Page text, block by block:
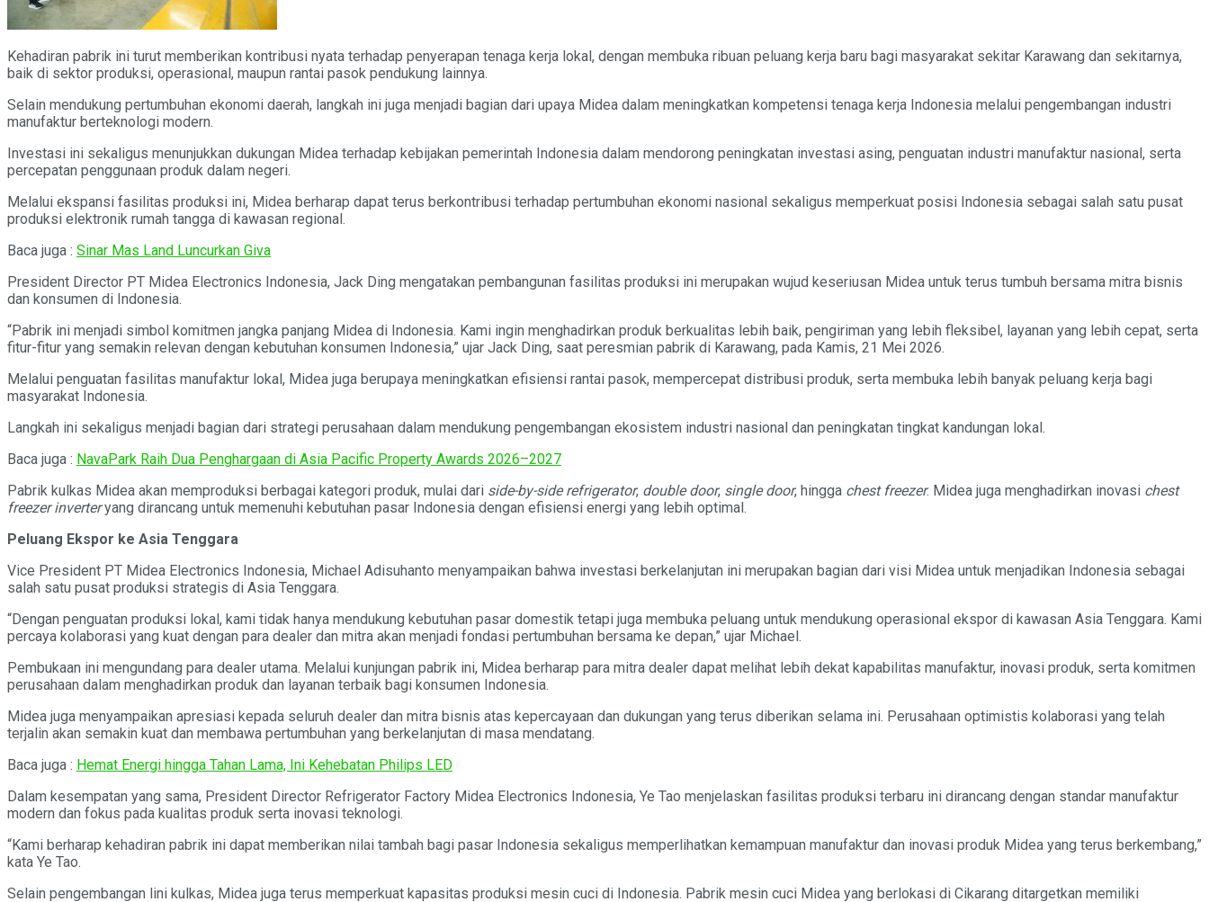
Kehadiran pabrik ini turut memberikan kontribusi nyata terhadap penyerapan tenaga kerja lokal, dengan membuka ribuan peluang kerja baru bagi masyarakat sekitar Karawang dan sekitarnya,
baik di sektor produksi, operasional, maupun rantai pasok pendukung lainnya.
Selain mendukung pertumbuhan ekonomi daerah, langkah ini juga menjadi bagian dari upaya Midea dalam meningkatkan kompetensi tenaga kerja Indonesia melalui pengembangan industri
manufaktur berteknologi modern.
Investasi ini sekaligus menunjukkan dukungan Midea terhadap kebijakan pemerintah Indonesia dalam mendorong peningkatan investasi asing, penguatan industri manufaktur nasional, serta
percepatan penggunaan produk dalam negeri.
Melalui ekspansi fasilitas produksi ini, Midea berharap dapat terus berkontribusi terhadap pertumbuhan ekonomi nasional sekaligus memperkuat posisi Indonesia sebagai salah satu pusat
produksi elektronik rumah tangga di kawasan regional.
Baca juga : Sinar Mas Land Luncurkan Giva
President Director PT Midea Electronics Indonesia, Jack Ding mengatakan pembangunan fasilitas produksi ini merupakan wujud keseriusan Midea untuk terus tumbuh bersama mitra bisnis
dan konsumen di Indonesia.
“Pabrik ini menjadi simbol komitmen jangka panjang Midea di Indonesia. Kami ingin menghadirkan produk berkualitas lebih baik, pengiriman yang lebih fleksibel, layanan yang lebih cepat, serta
fitur-fitur yang semakin relevan dengan kebutuhan konsumen Indonesia,” ujar Jack Ding, saat peresmian pabrik di Karawang, pada Kamis, 21 Mei 2026.
Melalui penguatan fasilitas manufaktur lokal, Midea juga berupaya meningkatkan efisiensi rantai pasok, mempercepat distribusi produk, serta membuka lebih banyak peluang kerja bagi
masyarakat Indonesia.
Langkah ini sekaligus menjadi bagian dari strategi perusahaan dalam mendukung pengembangan ekosistem industri nasional dan peningkatan tingkat kandungan lokal.
Baca juga : NavaPark Raih Dua Penghargaan di Asia Pacific Property Awards 2026–2027
Pabrik kulkas Midea akan memproduksi berbagai kategori produk, mulai dari side-by-side refrigerator, double door, single door, hingga chest freezer. Midea juga menghadirkan inovasi chest
freezer inverteryang dirancang untuk memenuhi kebutuhan pasar Indonesia dengan efisiensi energi yang lebih optimal.
Peluang Ekspor ke Asia Tenggara
Vice President PT Midea Electronics Indonesia, Michael Adisuhanto menyampaikan bahwa investasi berkelanjutan ini merupakan bagian dari visi Midea untuk menjadikan Indonesia sebagai
salah satu pusat produksi strategis di Asia Tenggara.
“Dengan penguatan produksi lokal, kami tidak hanya mendukung kebutuhan pasar domestik tetapi juga membuka peluang untuk mendukung operasional ekspor di kawasan Asia Tenggara. Kami
percaya kolaborasi yang kuat dengan para dealer dan mitra akan menjadi fondasi pertumbuhan bersama ke depan,” ujar Michael.
Pembukaan ini mengundang para dealer utama. Melalui kunjungan pabrik ini, Midea berharap para mitra dealer dapat melihat lebih dekat kapabilitas manufaktur, inovasi produk, serta komitmen
perusahaan dalam menghadirkan produk dan layanan terbaik bagi konsumen Indonesia.
Midea juga menyampaikan apresiasi kepada seluruh dealer dan mitra bisnis atas kepercayaan dan dukungan yang terus diberikan selama ini. Perusahaan optimistis kolaborasi yang telah
terjalin akan semakin kuat dan membawa pertumbuhan yang berkelanjutan di masa mendatang.
Baca juga : Hemat Energi hingga Tahan Lama, Ini Kehebatan Philips LED
Dalam kesempatan yang sama, President Director Refrigerator Factory Midea Electronics Indonesia, Ye Tao menjelaskan fasilitas produksi terbaru ini dirancang dengan standar manufaktur
modern dan fokus pada kualitas produk serta inovasi teknologi.
“Kami berharap kehadiran pabrik ini dapat memberikan nilai tambah bagi pasar Indonesia sekaligus memperlihatkan kemampuan manufaktur dan inovasi produk Midea yang terus berkembang,”
kata Ye Tao.
Selain pengembangan lini kulkas, Midea juga terus memperkuat kapasitas produksi mesin cuci di Indonesia. Pabrik mesin cuci Midea yang berlokasi di Cikarang ditargetkan memiliki